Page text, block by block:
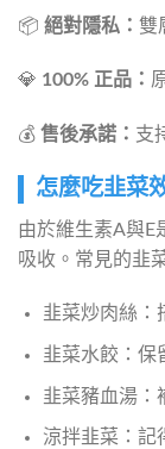
📦 絕對隱私： 雙
💎 100% 正品：
💰 售後承諾： 支
怎麼吃韭菜
由於維生素A與E
吸收。常見的韭
韭菜炒肉絲：
韭菜水餃：保
韭菜豬血湯：
涼拌韭菜：記